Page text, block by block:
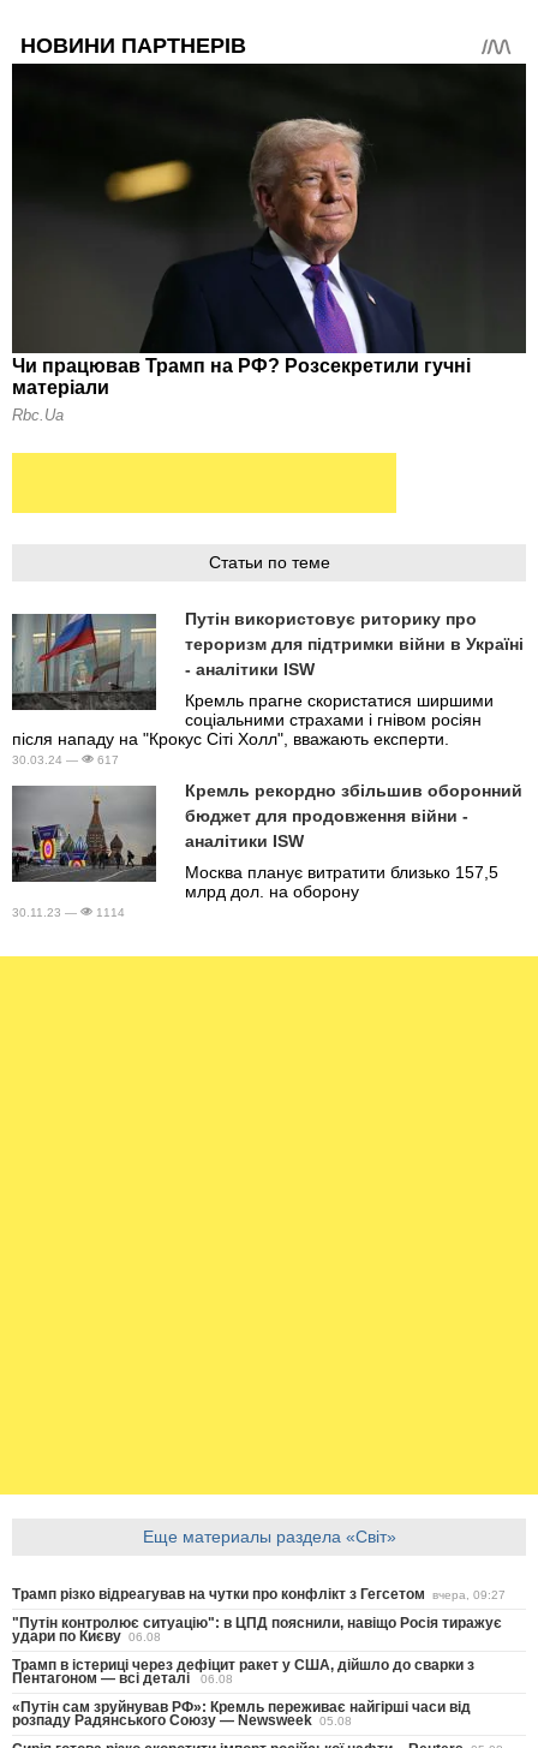
Статьи по теме
Путін використовує риторику про
тероризм для підтримки війни в Україні
- аналітики ISW
Кремль прагне скористатися ширшими
соціальними страхами і гнівом росіян
після нападу на "Крокус Сіті Холл", вважають експерти.
30.03.24 — 617
Кремль рекордно збільшив оборонний
бюджет для продовження війни -
аналітики ISW
Москва планує витратити близько 157,5
млрд дол. на оборону
30.11.23 — 1114
Еще материалы раздела «Світ»
Трамп різко відреагував на чутки про конфлікт з Гегсетом вчера, 09:27
"Путін контролює ситуацію": в ЦПД пояснили, навіщо Росія тиражує
удари по Києву 06.08
Трамп в істериці через дефіцит ракет у США, дійшло до сварки з
Пентагоном — всі деталі 06.08
«Путін сам зруйнував РФ»: Кремль переживає найгірші часи від
розпаду Радянського Союзу — Newsweek 05.08